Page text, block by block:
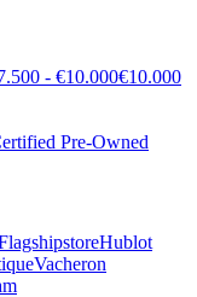
- €10.000€10.000
Pre-Owned
Hublot
Vacheron